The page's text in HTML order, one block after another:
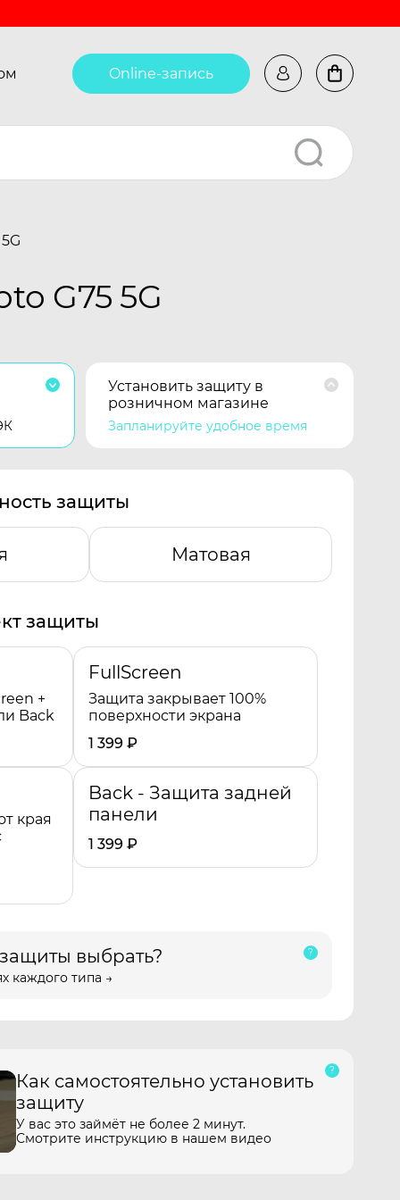
Online-запись
G75 5G
Установить защиту в
розничном магазине
Запланируйте удобное время
защиты
Матовая
защиты
+
Back
FullScreen
Защита закрывает 100%
поверхности экрана
1 399 ₽
края
Back - Защита задней
панели
1 399 ₽
выбрать?
каждого типа →
Как самостоятельно установить
защиту
У вас это займёт не более 2 минут.
Смотрите инструкцию в нашем видео